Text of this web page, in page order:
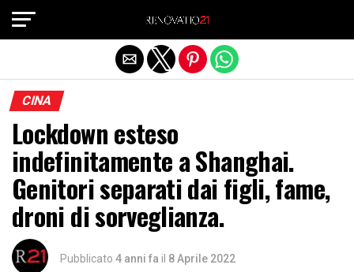
CINA
Lockdown esteso
indefinitamente a Shanghai.
Genitori separati dai figli, fame,
droni di sorveglianza.
Pubblicato 4 anni fa il 8 Aprile 2022
Exit mobile version